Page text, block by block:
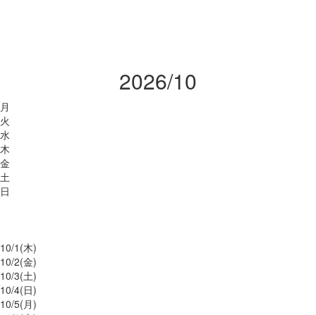
2026/10
月
火
水
木
金
土
日
10/1 (木)
10/2(金)
10/3(土)
10/4(日)
10/5(月)